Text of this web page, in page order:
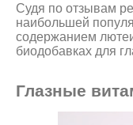
Судя по отзывам
наибольшей
содержанием
биодобавках для
Глазные